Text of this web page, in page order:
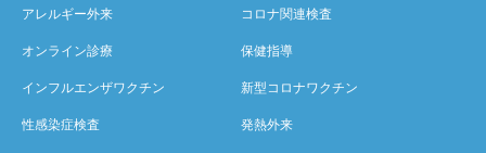
アレルギー外来 コロナ関連検査
オンライン診療 保健指導
インフルエンザワクチン 新型コロナワクチン
性感染症検査 発熱外来